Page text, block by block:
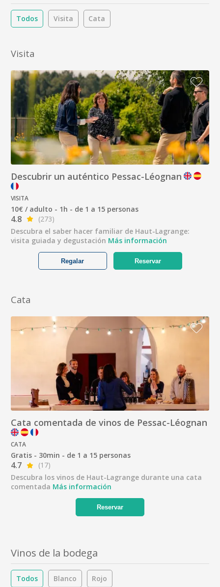
Todos Visita Cata
Visita
Descubrir un auténtico Pessac-Léognan
VISITA
10€ / adulto - 1h - de 1 a 15 personas
4.8
(273)
Descubra el saber hacer familiar de Haut-Lagrange:
visita guiada y degustación Más información
Reservar
Regalar
Cata
Cata comentada de vinos de Pessac-Léognan
CATA
Gratis - 30min - de 1 a 15 personas
4.7
(17)
Descubra los vinos de Haut-Lagrange durante una cata
comentada Más información
Reservar
Vinos de la bodega
Todos Blanco Rojo